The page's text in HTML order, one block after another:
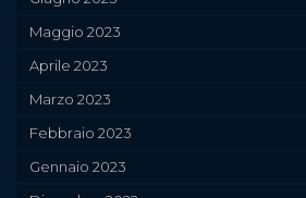
Maggio 2023
Aprile 2023
Marzo 2023
Febbraio 2023
Gennaio 2023